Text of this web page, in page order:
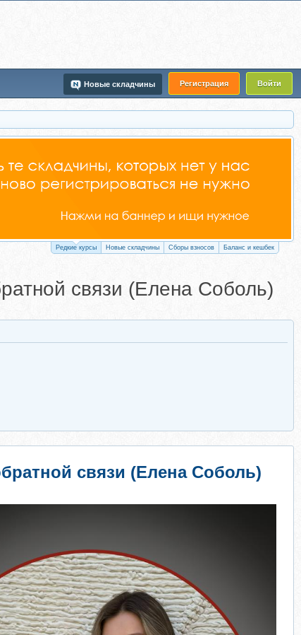
Регистрация Войти
Новые складчины
Редкие курсы Новые складчины Сборы взносов Баланс и кешбек
связи (Елена Соболь)
связи (Елена Соболь)